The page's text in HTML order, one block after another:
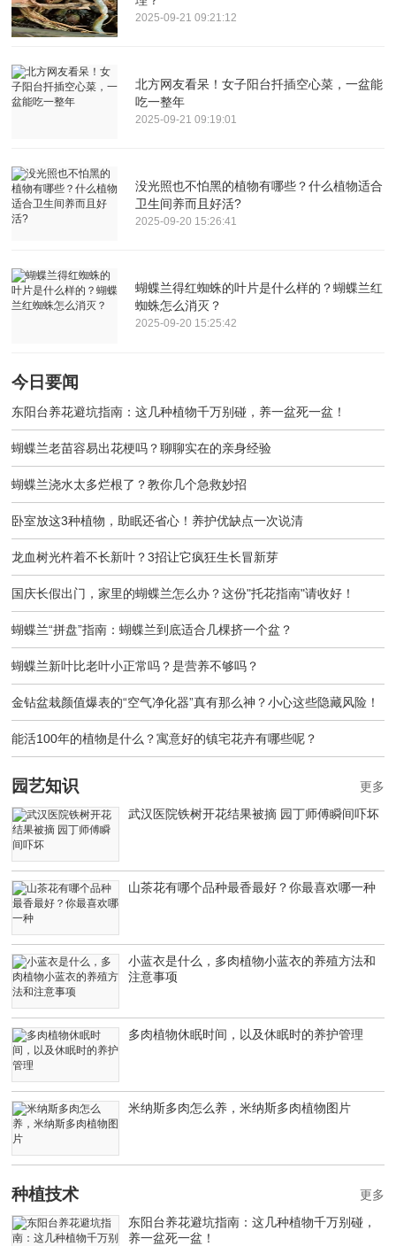
2025-09-21 09:21:12
北方网友看呆！女子阳台扦插空心菜，一盆能
吃一整年
2025-09-21 09:19:01
没光照也不怕黑的植物有哪些？什么植物适合
卫生间养而且好活?
2025-09-20 15:26:41
蝴蝶兰得红蜘蛛的叶片是什么样的？蝴蝶兰红
蜘蛛怎么消灭？
2025-09-20 15:25:42
今日要闻
东阳台养花避坑指南：这几种植物千万别碰，养一盆死一盆！
蝴蝶兰老苗容易出花梗吗？聊聊实在的亲身经验
蝴蝶兰浇水太多烂根了？教你几个急救妙招
卧室放这3种植物，助眠还省心！养护优缺点一次说清
龙血树光杵着不长新叶？3招让它疯狂生长冒新芽
国庆长假出门，家里的蝴蝶兰怎么办？这份"托花指南"请收好！
蝴蝶兰“拼盘”指南：蝴蝶兰到底适合几棵挤一个盆？
蝴蝶兰新叶比老叶小正常吗？是营养不够吗？
金钻盆栽颜值爆表的“空气净化器”真有那么神？小心这些隐藏风险！
能活100年的植物是什么？寓意好的镇宅花卉有哪些呢？
园艺知识
武汉医院铁树开花结果被摘 园丁师傅瞬间吓坏
山茶花有哪个品种最香最好？你最喜欢哪一种
小蓝衣是什么，多肉植物小蓝衣的养殖方法和
注意事项
多肉植物休眠时间，以及休眠时的养护管理
米纳斯多肉怎么养，米纳斯多肉植物图片
更多
种植技术
东阳台养花避坑指南：这几种植物千万别碰，
养一盆死一盆！
更多